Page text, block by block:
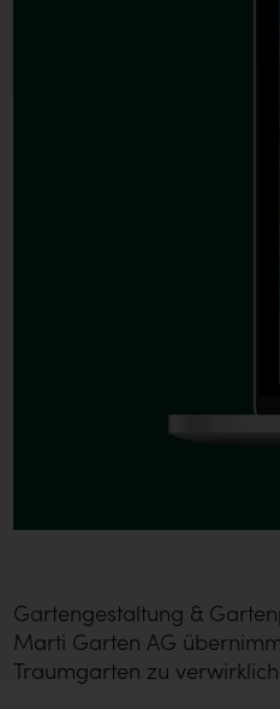
Gartengestaltung &
Marti Garten AG
Traumgarten zu